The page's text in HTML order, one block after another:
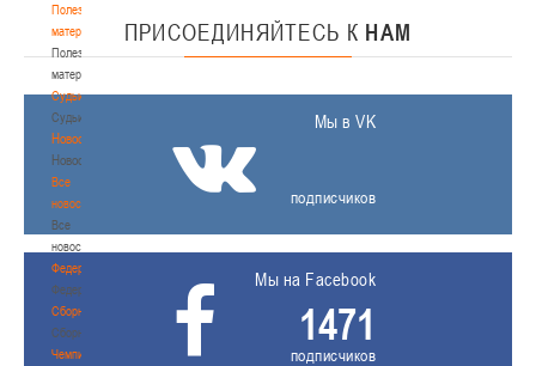
Полезные
материалы
Полезные
материалы
Судьи
Судьи
Новости
Новости
Все
новости
Все
новости
Федерация
Федерация
Сборные
Сборные
Чемпионат
ПРИСОЕДИНЯЙТЕСЬ К НАМ
Мы в VK
подписчиков
Мы на Facebook
1471
подписчиков